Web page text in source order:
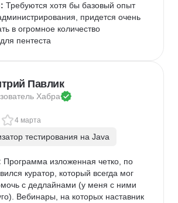
Требуются хотя бы базовый опыт
придется очень
в огромное количество
пентеста
Павлик
Хабра
4 марта
тестирования на Java
Программа изложенная четко, по
куратор, который всегда мог
с дедлайнами (у меня с ними
Вебинары, на которых наставник